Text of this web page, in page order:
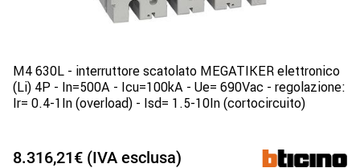
M4 630L - interruttore scatolato MEGATIKER elettronico
(Li) 4P - In=500A - Icu=100kA - Ue= 690Vac - regolazione:
Ir= 0.4-1In (overload) - Isd= 1.5-10In (cortocircuito)
8.316,21€ (IVA esclusa)